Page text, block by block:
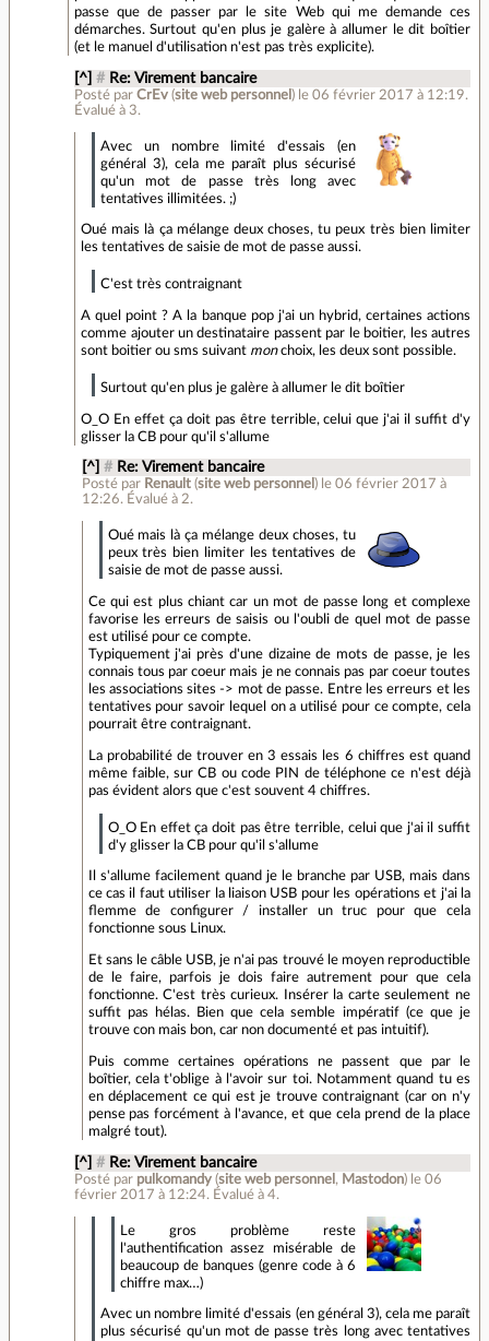
passe que de passer par le site Web qui me demande ces
démarches. Surtout qu'en plus je galère à allumer le dit boîtier
(et le manuel d'utilisation n'est pas très explicite).
[^] # Re: Virement bancaire
Posté parCrEv (site web personnel ) le 06 février 2017 à 12:19.
Évalué à 3.
Avec un nombre limité d'essais (en
général 3), cela me paraît plus sécurisé
qu'un mot de passe très long avec
tentatives illimitées. ;)
Oué mais là ça mélange deux choses, tu peux très bien limiter
les tentatives de saisie de mot de passe aussi.
C'est très contraignant
A quel point ? A la banque pop j'ai un hybrid, certaines actions
comme ajouter un destinataire passent par le boitier, les autres
sont boitier ou sms suivant monchoix, les deux sont possible.
Surtout qu'en plus je galère à allumer le dit boîtier
O_O En effet ça doit pas être terrible, celui que j'ai il suffit d'y
glisser la CB pour qu'il s'allume
[^] # Re: Virement bancaire
Posté par Renault(site web personnel ) le 06 février 2017 à
12:26. Évalué à 2.
Oué mais là ça mélange deux choses, tu
peux très bien limiter les tentatives de
saisie de mot de passe aussi.
Ce qui est plus chiant car un mot de passe long et complexe
favorise les erreurs de saisis ou l'oubli de quel mot de passe
est utilisé pour ce compte.
Typiquement j'ai près d'une dizaine de mots de passe, je les
connais tous par coeur mais je ne connais pas par coeur toutes
les associations sites -> mot de passe. Entre les erreurs et les
tentatives pour savoir lequel on a utilisé pour ce compte, cela
pourrait être contraignant.
La probabilité de trouver en 3 essais les 6 chiffres est quand
même faible, sur CB ou code PIN de téléphone ce n'est déjà
pas évident alors que c'est souvent 4 chiffres.
O_O En effet ça doit pas être terrible, celui que j'ai il suffit
d'y glisser la CB pour qu'il s'allume
Il s'allume facilement quand je le branche par USB, mais dans
ce cas il faut utiliser la liaison USB pour les opérations et j'ai la
flemme de configurer / installer un truc pour que cela
fonctionne sous Linux.
Et sans le câble USB, je n'ai pas trouvé le moyen reproductible
de le faire, parfois je dois faire autrement pour que cela
fonctionne. C'est très curieux. Insérer la carte seulement ne
suffit pas hélas. Bien que cela semble impératif (ce que je
trouve con mais bon, car non documenté et pas intuitif).
Puis comme certaines opérations ne passent que par le
boîtier, cela t'oblige à l'avoir sur toi. Notamment quand tu es
en déplacement ce qui est je trouve contraignant (car on n'y
pense pas forcément à l'avance, et que cela prend de la place
malgré tout).
[^] # Re: Virement bancaire
Posté par pulkomandy (site web personnel , Mastodon) le 06
février 2017 à 12:24. Évalué à4.
Le gros problème reste
l'authentification assez misérable de
beaucoup de banques (genre code à 6
chiffre max…)
Avec un nombre limité d'essais (en général 3), cela me paraît
plus sécurisé qu'un mot de passe très long avec tentatives